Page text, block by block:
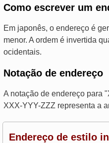
Como escrever um
Em japonês, o endereço é
menor. A ordem é invertida
ocidentais.
Notação de endereço
A notação de endereço para
XXX-YYY-ZZZ representa a
Endereço de estilo